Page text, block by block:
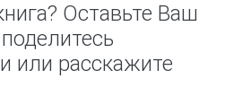
Оставьте Ваш
или расскажите